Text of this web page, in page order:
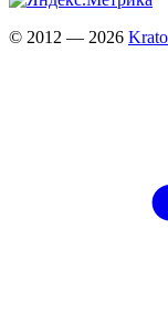
© 2012 — 2026